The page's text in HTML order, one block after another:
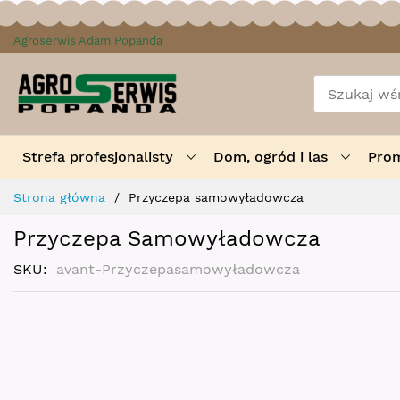
Przejdź
doAgroserwis Adam Popanda
Strefa profesjonalisty Dom, ogród i las
Strona główna Przyczepa samowyładowcza
Przyczepa Samowyładowcza
SKU avant-Przyczepasamowyładowcza